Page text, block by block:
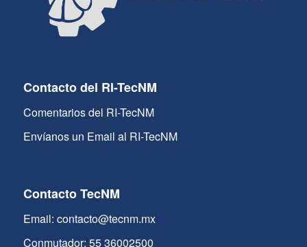
Contacto del RI-TecNM
Comentarios del RI-TecNM
Envíanos un Email al RI-TecNM
Contacto TecNM
Email: contacto@tecnm.mx
Conmutador: 55 36002500